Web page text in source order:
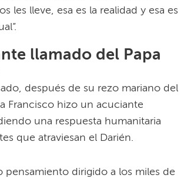
les lleve, esa es la realidad y esa es
llamado del Papa
después de su rezo mariano del
Francisco hizo un acuciante
una respuesta humanitaria
que atraviesan el Darién.
pensamiento dirigido a los miles de